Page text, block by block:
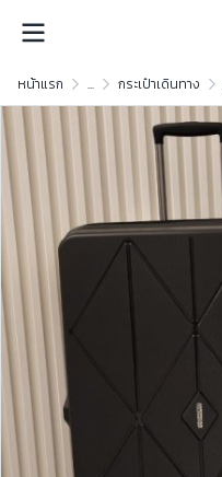
หน้าแรก ... กระเป๋าเดินทาง